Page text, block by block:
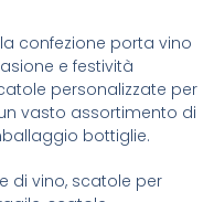
confezione porta vino
e festività
personalizzate per
vasto assortimento di
bottiglie.
di vino, scatole per